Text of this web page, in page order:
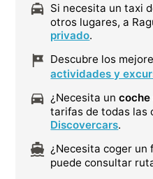
Si necesita un taxi
otros lugares, a
privado.
Descubre los
actividades y
¿Necesita uncoche
tarifas de todas las
Discovercars.
¿Necesita coger un
puede consultar